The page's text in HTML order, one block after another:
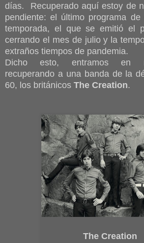
días. Recuperado aquí estoy de
pendiente: el último programa
temporada, el que se emitió el
cerrando el mes de julio y la
extraños tiempos de pandemia.
Dicho esto, entramos en
recuperando a una banda de la
60, los británicos The Creation.
The Creation